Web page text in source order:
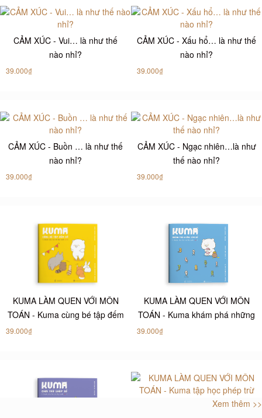
CẢM XÚC - Vui… là như thế
nào nhỉ?
39.000₫
CẢM XÚC - Xấu hổ… là như thế
nào nhỉ?
39.000₫
CẢM XÚC - Buồn … là như thế
nào nhỉ?
39.000₫
CẢM XÚC - Ngạc nhiên…là như
thế nào nhỉ?
39.000₫
KUMA LÀM QUEN VỚI MÔN
TOÁN - Kuma cùng bé tập đếm
39.000₫
KUMA LÀM QUEN VỚI MÔN
TOÁN - Kuma khám phá những
39.000₫
KUMA LÀM QUEN VỚI MÔN
Xem thêm >>